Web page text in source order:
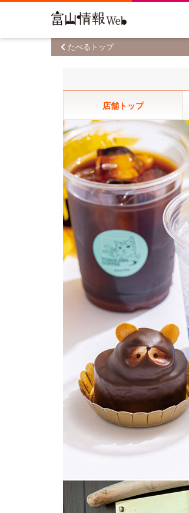
たべるトップ
店舗トップ